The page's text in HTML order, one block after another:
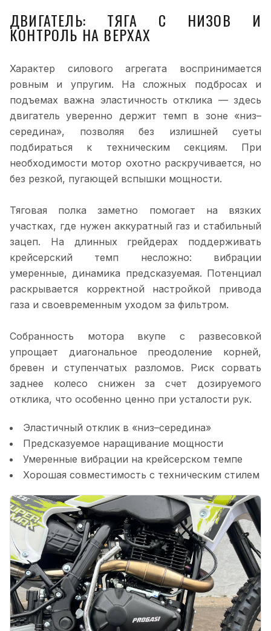
ДВИГАТЕЛЬ: ТЯГА С НИЗОВ И
КОНТРОЛЬ НА ВЕРХАХ
Характер силового агрегата воспринимается
ровным и упругим. На сложных подбросах и
подъемах важна эластичность отклика — здесь
двигатель уверенно держит темп в зоне «низ–
середина», позволяя без излишней суеты
подбираться к техническим секциям. При
необходимости мотор охотно раскручивается, но
без резкой, пугающей вспышки мощности.
Тяговая полка заметно помогает на вязких
участках, где нужен аккуратный газ и стабильный
зацеп. На длинных грейдерах поддерживать
крейсерский темп несложно: вибрации
умеренные, динамика предсказуемая. Потенциал
раскрывается корректной настройкой привода
газа и своевременным уходом за фильтром.
Собранность мотора вкупе с развесовкой
упрощает диагональное преодоление корней,
бревен и ступенчатых разломов. Риск сорвать
заднее колесо снижен за счет дозируемого
отклика, что особенно ценно при усталости рук.
Эластичный отклик в «низ–середина»
Предсказуемое наращивание мощности
Умеренные вибрации на крейсерском темпе
Хорошая совместимость с техническим стилем